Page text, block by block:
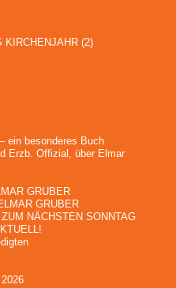
KIRCHENJAHR(2)
ein besonderes Buch
Erzb. Offizial, über Elmar
GRUBER
GRUBER
NÄCHSTEN SONNTAG